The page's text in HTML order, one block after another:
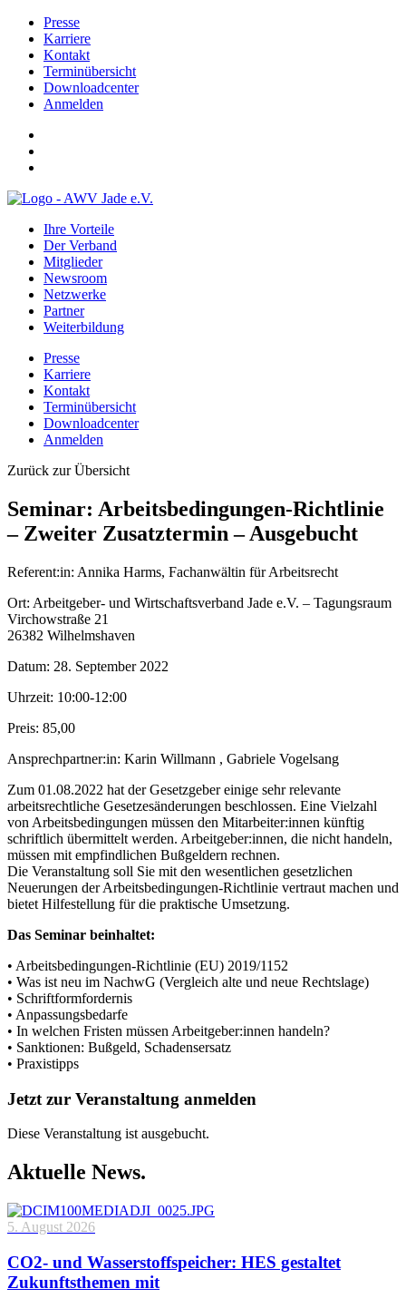
Presse
Karriere
Kontakt
Terminübersicht
Downloadcenter
Anmelden
Ihre Vorteile
Der Verband
Mitglieder
Newsroom
Netzwerke
Partner
Weiterbildung
Presse
Karriere
Kontakt
Terminübersicht
Downloadcenter
Anmelden
Zurück zur Übersicht
Seminar: Arbeitsbedingungen-Richtlinie
– Zweiter Zusatztermin – Ausgebucht
Referent:in: Annika Harms, Fachanwältin für Arbeitsrecht
Ort: Arbeitgeber- und Wirtschaftsverband Jade e.V. – Tagungsraum
Virchowstraße 21
26382 Wilhelmshaven
Datum: 28. September 2022
Uhrzeit: 10:00-12:00
Preis: 85,00
Ansprechpartner:in: Karin Willmann , Gabriele Vogelsang
Zum 01.08.2022 hat der Gesetzgeber einige sehr relevante
arbeitsrechtliche Gesetzesänderungen beschlossen. Eine Vielzahl
von Arbeitsbedingungen müssen den Mitarbeiter:innen künftig
schriftlich übermittelt werden. Arbeitgeber:innen, die nicht handeln,
müssen mit empfindlichen Bußgeldern rechnen.
Die Veranstaltung soll Sie mit den wesentlichen gesetzlichen
Neuerungen der Arbeitsbedingungen-Richtlinie vertraut machen und
bietet Hilfestellung für die praktische Umsetzung.
Das Seminar beinhaltet:
• Arbeitsbedingungen-Richtlinie (EU) 2019/1152
• Was ist neu im NachwG (Vergleich alte und neue Rechtslage)
• Schriftformfordernis
• Anpassungsbedarfe
• In welchen Fristen müssen Arbeitgeber:innen handeln?
• Sanktionen: Bußgeld, Schadensersatz
• Praxistipps
Jetzt zur Veranstaltung anmelden
Diese Veranstaltung ist ausgebucht.
Aktuelle News.
5. August 2026
CO2- und Wasserstoffspeicher: HES gestaltet
Zukunftsthemen mit